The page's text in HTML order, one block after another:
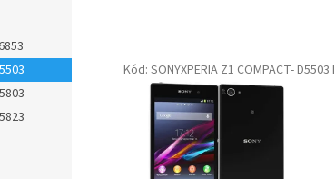
Kód: SONYXPERIA Z1 COMPACT- D5503 I